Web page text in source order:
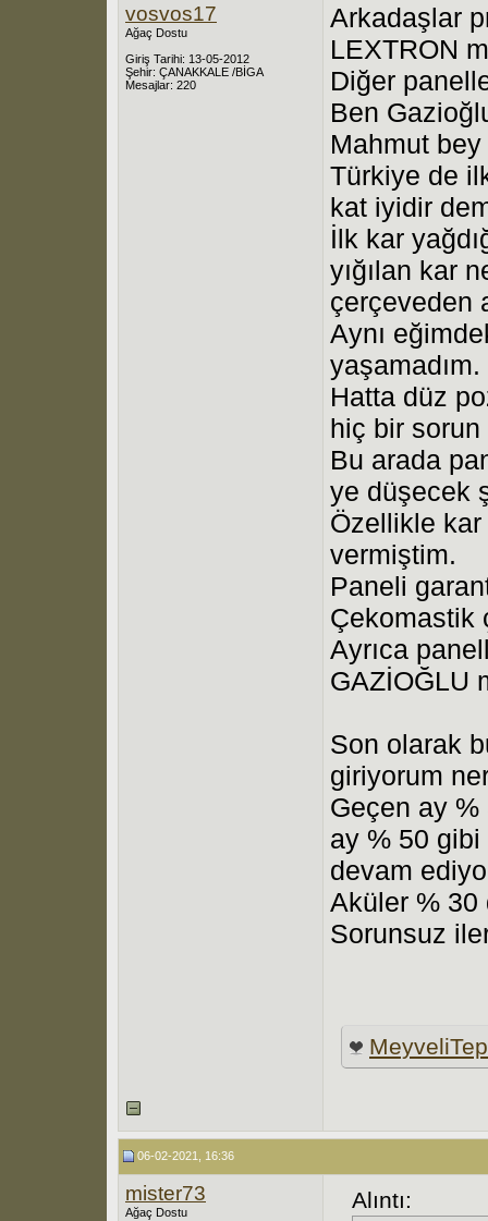
vosvos17
Ağaç Dostu
Giriş Tarihi: 13-05-2012
Şehir: ÇANAKKALE /BİGA
Mesajlar: 220
Arkadaşlar
LEXTRON
Diğer
Ben
Mahmut
Türkiye de
kat iyidir
İlk kar
yığılan kar
çerçeveden
Aynı
yaşamadım.
Hatta düz
hiç bir
Bu arada
ye düşecek
Özellikle
vermiştim.
Paneli
Çekomastik
Ayrıca
GAZİOĞLU
Son olarak
giriyorum
Geçen ay
ay % 50 gibi
devam
Aküler % 30
Sorunsuz
06-02-2021, 16:36
mister73
Ağaç Dostu Alıntı: